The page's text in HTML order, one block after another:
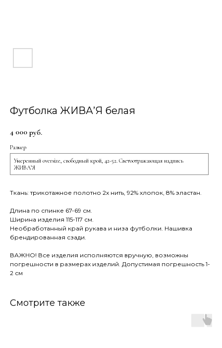
Футболка ЖИВА’Я белая
4 000 руб.
Размер
Умеренный oversize, свободный крой, 42-52. Светоотражающая надпись
ЖИВА’Я
Ткань: трикотажное полотно 2х нить, 92% хлопок, 8% эластан.
Длина по спинке 67-69 см.
Ширина изделия 115-117 см.
Необработанный край рукава и низа футболки. Нашивка
брендированная сзади.
ВАЖНО! Все изделия исполняются вручную, возможны
погрешности в размерах изделий. Допустимая погрешность 1-
2 см
Смотрите также